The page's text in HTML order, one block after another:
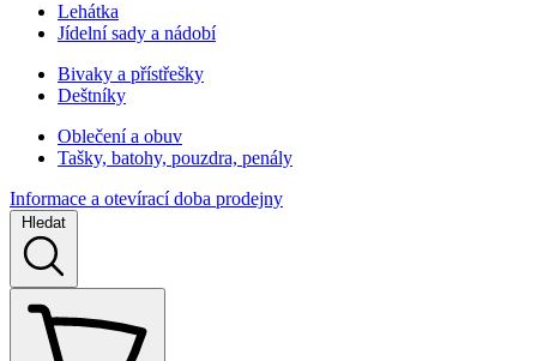
Lehátka
Jídelní sady a nádobí
Bivaky a přístřešky
Deštníky
Oblečení a obuv
Tašky, batohy, pouzdra, penály
Informace a otevírací doba prodejny
Hledat